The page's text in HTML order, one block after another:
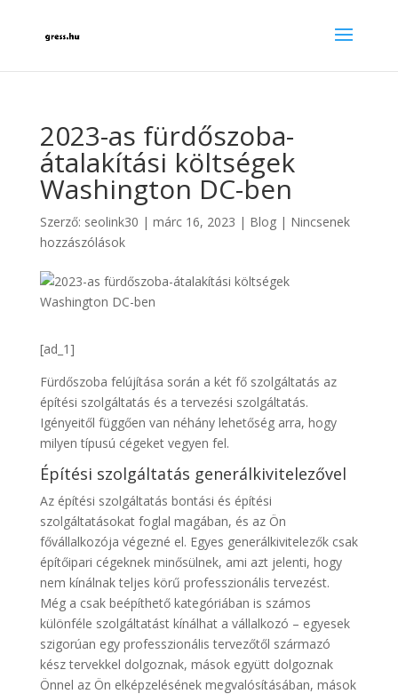
2023-as fürdőszoba-
átalakítási költségek
Washington DC-ben
Szerző: seolink30 | márc 16, 2023 | Blog| Nincsenek
hozzászólások
[ad_1]
Fürdőszoba felújítása során a két fő szolgáltatás az
építési szolgáltatás és a tervezési szolgáltatás.
Igényeitől függően van néhány lehetőség arra, hogy
milyen típusú cégeket vegyen fel.
Építési szolgáltatás generálkivitelezővel
Az építési szolgáltatás bontási és építési
szolgáltatásokat foglal magában, és az Ön
fővállalkozója végezné el. Egyes generálkivitelezők csak
építőipari cégeknek minősülnek, ami azt jelenti, hogy
nem kínálnak teljes körű professzionális tervezést.
Még a csak beépíthető kategóriában is számos
különféle szolgáltatást kínálhat a vállalkozó – egyesek
szigorúan egy professzionális tervezőtől származó
kész tervekkel dolgoznak, mások együtt dolgoznak
Önnel az Ön elképzelésének megvalósításában, mások